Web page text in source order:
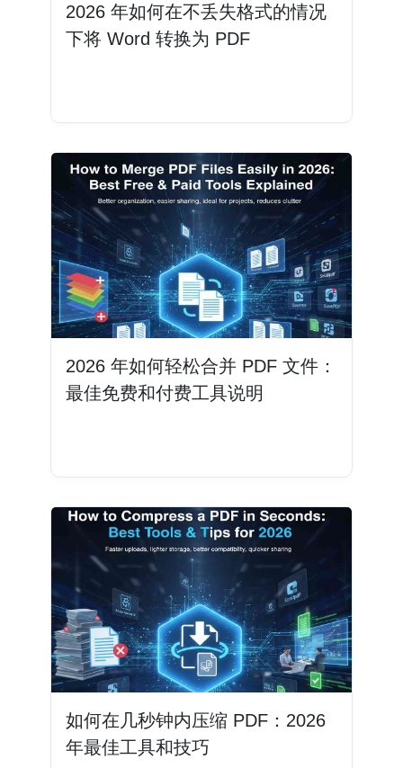
2026 年如何在不丢失格式的情况
下将 Word 转换为 PDF
2026 年如何轻松合并 PDF 文件：
最佳免费和付费工具说明
如何在几秒钟内压缩 PDF：2026
年最佳工具和技巧